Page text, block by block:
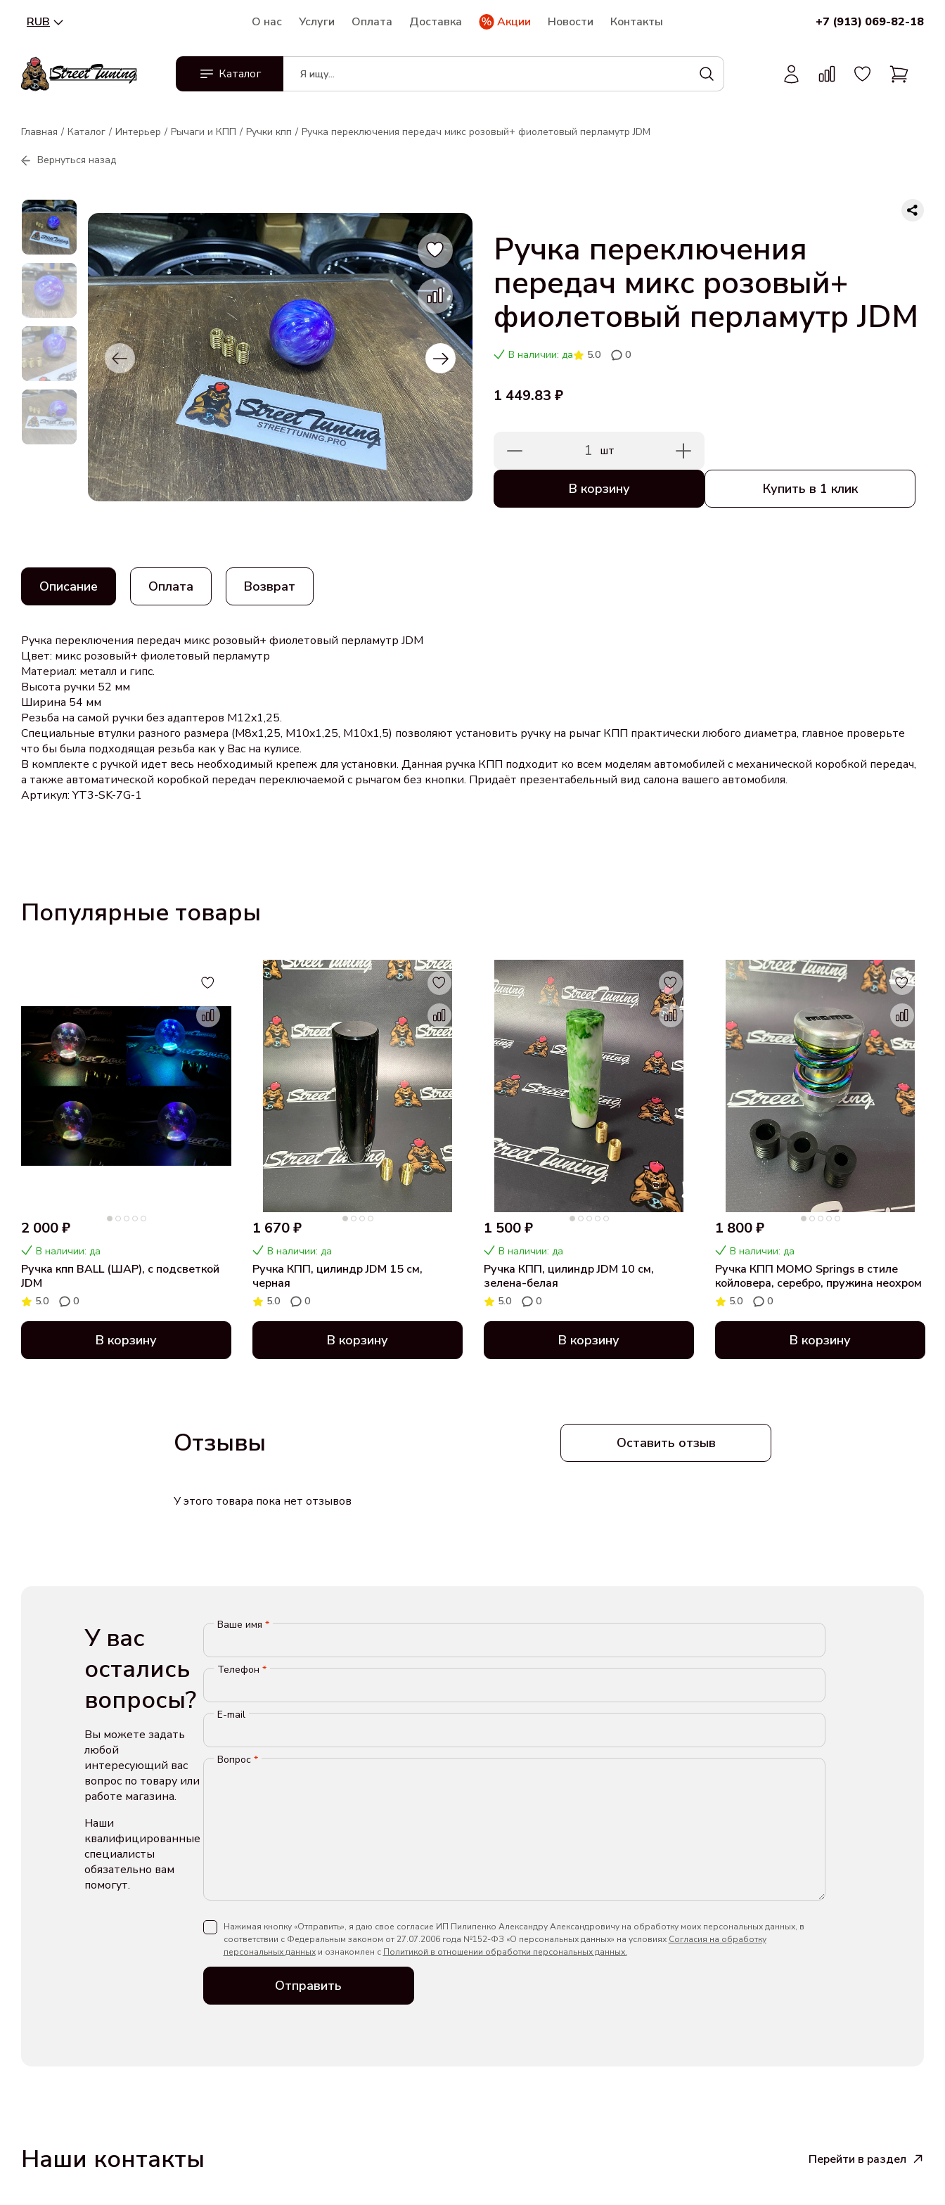
RUB О нас Услуги Оплата Доставка Акции Новости Контакты +7 (913) 069-82-18
Каталог
Главная Каталог Интерьер Рычаги и КПП Ручки кпп Ручка переключения передач микс розовый+ фиолетовый перламутр JDM
Вернуться назад
Ручка переключения
передач микс розовый+
фиолетовый перламутр JDM
В наличии: да 5.0 0
1 449.83 ₽
1 шт
В корзину Купить в 1 клик
Описание Оплата Возврат
Ручка переключения передач микс розовый+ фиолетовый перламутр JDM
Цвет: микс розовый+ фиолетовый перламутр
Материал: металл и гипс.
Высота ручки 52 мм
Ширина 54 мм
Резьба на самой ручки без адаптеров M12x1,25.
Специальные втулки разного размера (M8x1,25, М10x1,25, М10x1,5) позволяют установить ручку на рычаг КПП практически любого диаметра, главное проверьте
что бы была подходящая резьба как у Вас на кулисе.
В комплекте с ручкой идет весь необходимый крепеж для установки. Данная ручка КПП подходит ко всем моделям автомобилей с механической коробкой передач,
а также автоматической коробкой передач переключаемой с рычагом без кнопки. Придаёт презентабельный вид салона вашего автомобиля.
Артикул: YT3-SK-7G-1
Популярные товары
2 000 ₽
В наличии: да
Ручка кпп BALL (ШАР), с подсветкой
JDM
5.0 0
В корзину
1 670 ₽
В наличии: да
Ручка КПП, цилиндр JDM 15 см,
черная
5.0 0
В корзину
1 500 ₽
В наличии: да
Ручка КПП, цилиндр JDM 10 см,
зелена-белая
5.0 0
В корзину
1 800 ₽
В наличии: да
Ручка КПП MOMO Springs в стиле
койловера, серебро, пружина неохром
5.0 0
В корзину
Отзывы Оставить отзыв
У этого товара пока нет отзывов
У вас
остались
вопросы?
Вы можете задать
любой
интересующий вас
вопрос по товару или
работе магазина.
Наши
квалифицированные
специалисты
обязательно вам
помогут.
Ваше имя *
Телефон *
E-mail
Вопрос *
Нажимая кнопку «Отправить», я даю свое согласие ИП Пилипенко Александру Александровичу на обработку моих персональных данных, в
соответствии с Федеральным законом от 27.07.2006 года №152-ФЗ «О персональных данных» на условиях Согласия на обработку
персональных данныхи ознакомлен с Политикой в отношении обработки персональных данных.
Отправить
Наши контакты Перейти в раздел